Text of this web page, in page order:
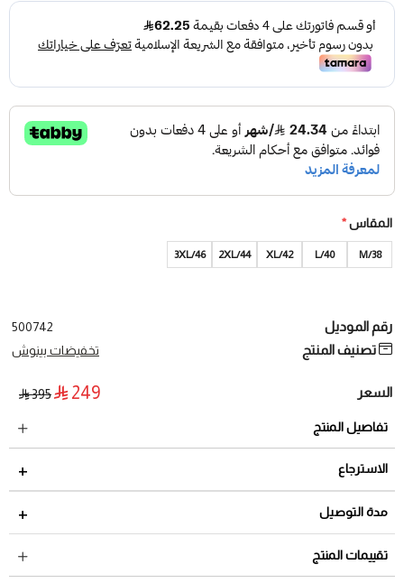
المقاس*
38/M
40/L
42/XL
2XL/44
3XL/46
رقم الموديل 500742
تصنيف المنتج تخفيضات بينوش
السعر 249
395
تفاصيل المنتج
الاسترجاع
مدة الاسترجاع 2 أيام من تاريخ استلام الطلب
لمراجعة سياسة الاسترجاع عبر الرابط التالي
مدة التوصيل
داخل السعودية: من 3 الى 8 أيام عمل
تقييمات المنتج